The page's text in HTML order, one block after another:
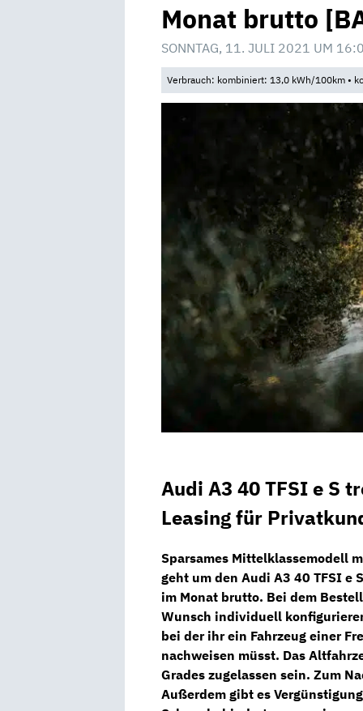
Monat brutto
SONNTAG, 11. JULI 2021 UM
Verbrauch: kombiniert: 13,0 kWh/100km •
Audi A3 40 TFSI e S
Leasing für
Sparsames Mittelklassemodell
geht um den Audi A3 40 TFSI e
im Monat brutto. Bei dem
Wunsch individuell
bei der ihr ein Fahrzeug einer
nachweisen müsst. Das
Grades zugelassen sein. Zum
Außerdem gibt es